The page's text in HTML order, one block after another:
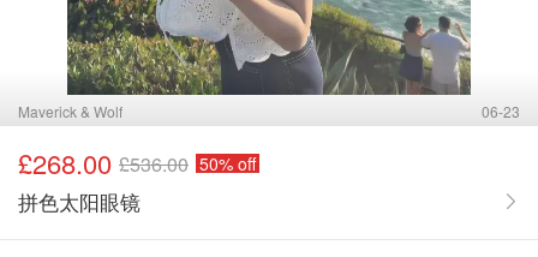
Maverick & Wolf 06-23
£268.00 £536.00 50% off
拼色太阳眼镜